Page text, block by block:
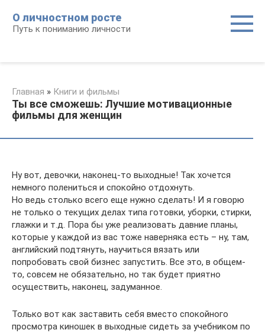
контенту
О личностном росте
Путь к пониманию личности
Главная » Книги и фильмы
Ты все сможешь: Лучшие мотивационные
фильмы для женщин
Ну вот, девочки, наконец-то выходные! Так хочется
немного полениться и спокойно отдохнуть.
Но ведь столько всего еще нужно сделать! И я говорю
не только о текущих делах типа готовки, уборки, стирки,
глажки и т.д. Пора бы уже реализовать давние планы,
которые у каждой из вас тоже наверняка есть – ну, там,
английский подтянуть, научиться вязать или
попробовать свой бизнес запустить. Все это, в общем-
то, совсем не обязательно, но так будет приятно
осуществить, наконец, задуманное.
Только вот как заставить себя вместо спокойного
просмотра киношек в выходные сидеть за учебником по